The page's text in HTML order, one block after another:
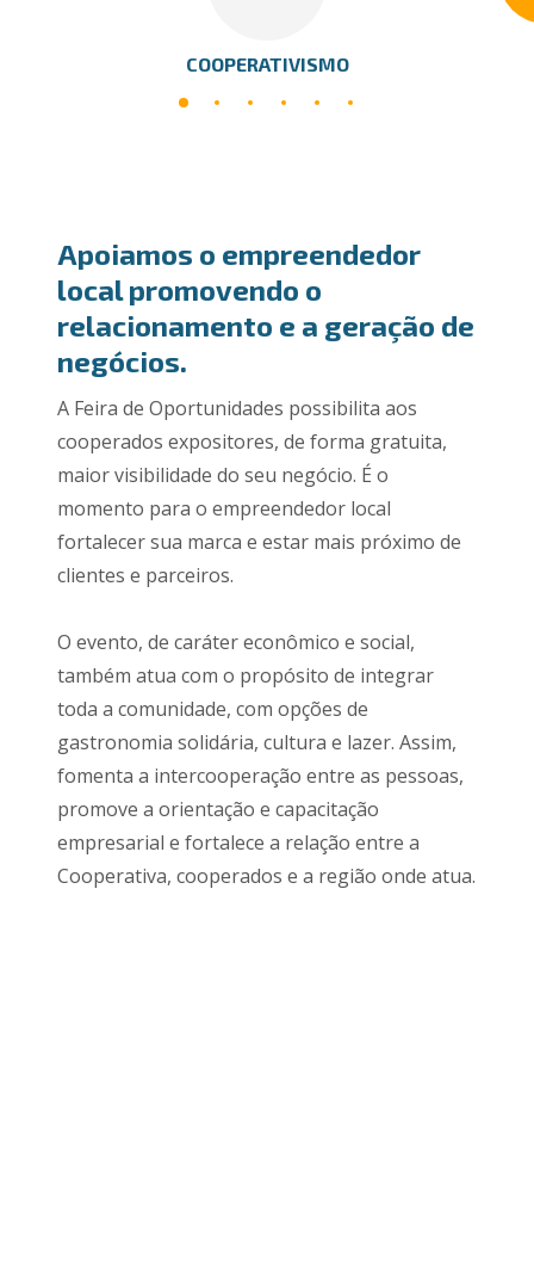
COOPERATIVISMO
Apoiamos o empreendedor
local promovendo o
relacionamento e a geração de
negócios.
A Feira de Oportunidades possibilita aos
cooperados expositores, de forma gratuita,
maior visibilidade do seu negócio. É o
momento para o empreendedor local
fortalecer sua marca e estar mais próximo de
clientes e parceiros.
O evento, de caráter econômico e social,
também atua com o propósito de integrar
toda a comunidade, com opções de
gastronomia solidária, cultura e lazer. Assim,
fomenta a intercooperação entre as pessoas,
promove a orientação e capacitação
empresarial e fortalece a relação entre a
Cooperativa, cooperados e a região onde atua.